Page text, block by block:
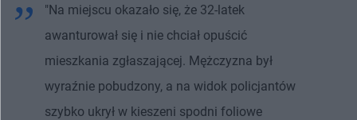
"Na miejscu okazało się, że 32-latek
awanturował się i nie chciał opuścić
mieszkania zgłaszającej. Mężczyzna był
wyraźnie pobudzony, a na widok policjantów
szybko ukrył w kieszeni spodni foliowe